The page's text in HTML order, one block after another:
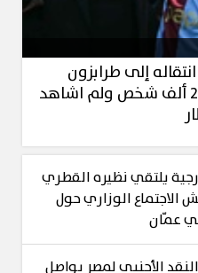
إلى طرابزون
التركي: استقبلني نحو 25 ألف شخص ولم اشاهد
يلتقي نظيره القطري
الوزاري حول
عمّان
الأجنبي لمصر يواصل